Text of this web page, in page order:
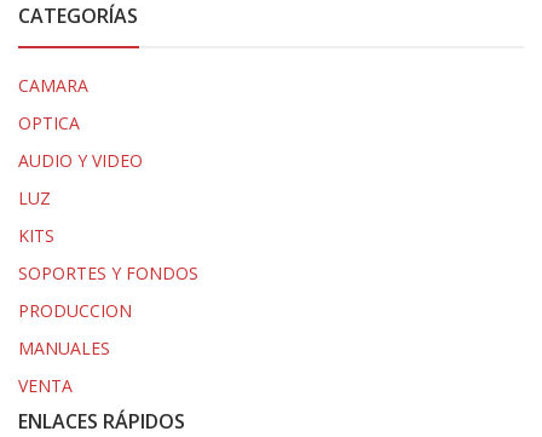
CATEGORÍAS
CAMARA
OPTICA
AUDIO Y VIDEO
LUZ
KITS
SOPORTES Y FONDOS
PRODUCCION
MANUALES
VENTA
ENLACES RÁPIDOS